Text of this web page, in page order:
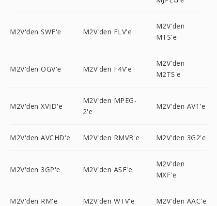
M2V'den SWF'e M2V'den FLV'e
M2V'den
MTS'e
M2V'den OGV'e M2V'den F4V'e
M2V'den
M2TS'e
M2V'den XVID'e
M2V'den MPEG-
2'e
M2V'den AV1'e
M2V'den AVCHD'e M2V'den RMVB'e M2V'den 3G2'e
M2V'den 3GP'e M2V'den ASF'e
M2V'den
MXF'e
M2V'den RM'e M2V'den WTV'e M2V'den AAC'e